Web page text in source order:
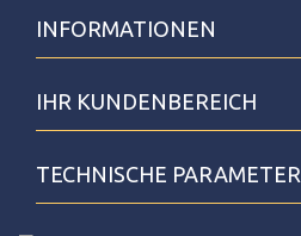
INFORMATIONEN
IHR KUNDENBEREICH
TECHNISCHE PARAMETER